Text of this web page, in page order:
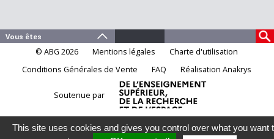
© ABG 2026 Mentions légales
Charte d'utilisation
Conditions Générales de Vente
FAQ Réalisation Anakrys
Soutenue par
This site uses cookies and gives you control over what you want